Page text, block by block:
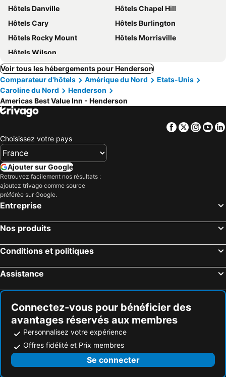
Hôtels Danville
Hôtels Chapel Hill
Hôtels Cary
Hôtels Burlington
Hôtels Rocky Mount
Hôtels Morrisville
Hôtels Wilson
Voir tous les hébergements pour Henderson
Comparateur d'hôtels
Amérique du Nord
Etats-Unis
Caroline du Nord
Henderson
Americas Best Value Inn - Henderson
Facebook
Twitter
Choisissez votre pays
Ajouter sur Google
Retrouvez facilement nos résultats :
ajoutez trivago comme source
préférée sur Google.
Entreprise
Nos produits
Conditions et politiques
Assistance
Connectez-vous pour bénéficier des
avantages réservés aux membres
Personnalisez votre expérience
Offres fidélité et Prix membres
Se connecter